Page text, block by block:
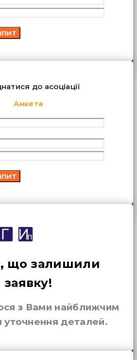
до асоціації
Анкета
що залишили
заявку!
з Вами найближчим
уточнення деталей.